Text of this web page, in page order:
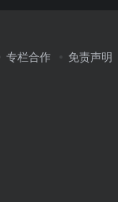
专栏合作 免责声明